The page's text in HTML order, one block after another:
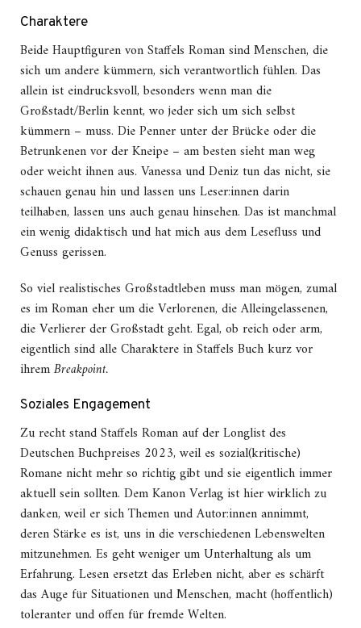
Charaktere
Beide Hauptfiguren von Staffels Roman sind Menschen, die
sich um andere kümmern, sich verantwortlich fühlen. Das
allein ist eindrucksvoll, besonders wenn man die
Großstadt/Berlin kennt, wo jeder sich um sich selbst
kümmern – muss. Die Penner unter der Brücke oder die
Betrunkenen vor der Kneipe – am besten sieht man weg
oder weicht ihnen aus. Vanessa und Deniz tun das nicht, sie
schauen genau hin und lassen uns Leser:innen darin
teilhaben, lassen uns auch genau hinsehen. Das ist manchmal
ein wenig didaktisch und hat mich aus dem Lesefluss und
Genuss gerissen.
So viel realistisches Großstadtleben muss man mögen, zumal
es im Roman eher um die Verlorenen, die Alleingelassenen,
die Verlierer der Großstadt geht. Egal, ob reich oder arm,
eigentlich sind alle Charaktere in Staffels Buch kurz vor
ihremBreakpoint.
Soziales Engagement
Zu recht stand Staffels Roman auf der Longlist des
Deutschen Buchpreises 2023, weil es sozial(kritische)
Romane nicht mehr so richtig gibt und sie eigentlich immer
aktuell sein sollten. Dem Kanon Verlag ist hier wirklich zu
danken, weil er sich Themen und Autor:innen annimmt,
deren Stärke es ist, uns in die verschiedenen Lebenswelten
mitzunehmen. Es geht weniger um Unterhaltung als um
Erfahrung. Lesen ersetzt das Erleben nicht, aber es schärft
das Auge für Situationen und Menschen, macht (hoffentlich)
toleranter und offen für fremde Welten.